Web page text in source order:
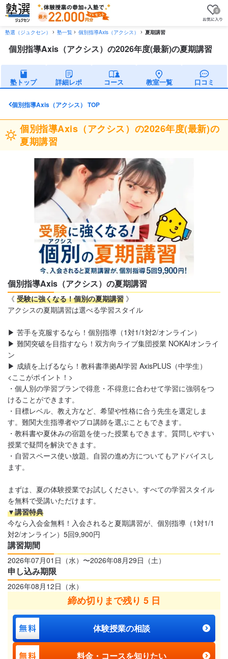
塾選（ジュクセン） 塾一覧 個別指導Axis（アクシス） 夏期講習
個別指導Axis（アクシス）の2026年度(最新)の夏期講習
塾トップ 詳細レポ コース 教室一覧 口コミ
個別指導Axis（アクシス） TOP
個別指導Axis（アクシス）の2026年度(最新)の
夏期講習
個別指導Axis（アクシス）の夏期講習
《 受験に強くなる！個別の夏期講習 》
アクシスの夏期講習は選べる学習スタイル
▶︎ 苦手を克服するなら！個別指導（1対1/1対2/オンライン）
▶︎ 難関突破を目指すなら！双方向ライブ集団授業 NOKAIオンライ
ン
▶︎ 成績を上げるなら！教科書準拠AI学習 AxisPLUS（中学生）
<ここがポイント！>
・個人別の学習プランで得意・不得意に合わせて学習に強弱をつ
けることができます。
・目標レベル、教え方など、希望や性格に合う先生を選定しま
す。難関大生指導者やプロ講師を選ぶこともできます。
・教科書や夏休みの宿題を使った授業もできます。質問しやすい
授業で疑問を解決できます。
・自習スペース使い放題。自習の進め方についてもアドバイスし
ます。
まずは、夏の体験授業でお試しください。すべての学習スタイル
を無料で受講いただけます。
▼講習特典
今なら入会金無料！入会されると夏期講習が、個別指導（1対1/1
対2/オンライン）5回9,900円
講習期間
2026年07月01日（水）〜2026年08月29日（土）
申し込み期限
2026年08月12日（水）
締め切りまで残り 5 日
体験授業の相談
料金・コースを知りたい
0